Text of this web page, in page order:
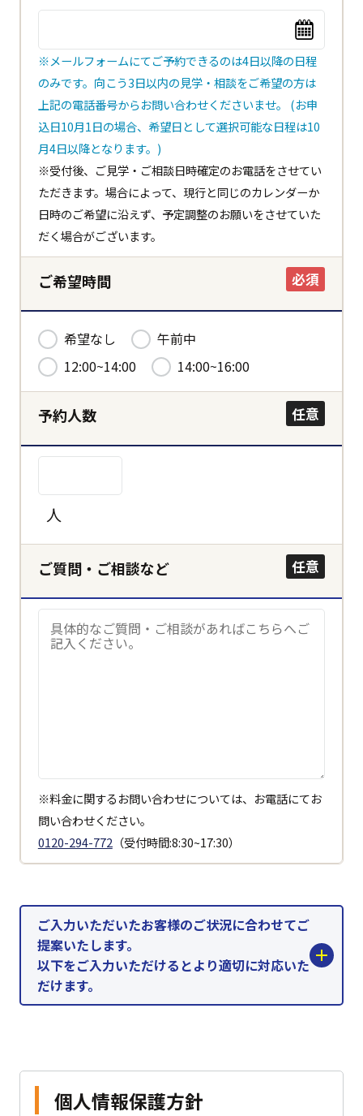
都道府県
市区町村
ホーム
キャンセル
決定する
閉じる
※メールフォームにてご予約できるのは4日以降の日程
のみです。向こう3日以内の見学・相談をご希望の方は
上記の電話番号からお問い合わせくださいませ。 (お申
込日10月1日の場合、希望日として選択可能な日程は10
月4日以降となります。)
※受付後、ご見学・ご相談日時確定のお電話をさせてい
ただきます。場合によって、現行と同じのカレンダーか
日時のご希望に沿えず、予定調整のお願いをさせていた
だく場合がございます。
ご希望時間 必須
希望なし
午前中
12:00~14:00
14:00~16:00
予約人数 任意
人
ご質問・ご相談など 任意
※料金に関するお問い合わせについては、お電話にてお
問い合わせください。
0120-294-772（受付時間:8:30~17:30）
ご入力いただいたお客様のご状況に合わせてご
提案いたします。
以下をご入力いただけるとより適切に対応いた
だけます。
個人情報保護方針